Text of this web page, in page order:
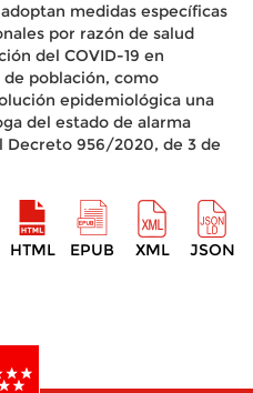
medidas específicas
por razón de salud
del COVID-19 en
población, como
epidemiológica una
del estado de alarma
Decreto 956/2020, de 3 de
HTML EPUB XML JSON